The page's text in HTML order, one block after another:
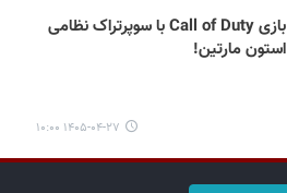
بازی Call of Duty با سوپرتراک نظامی
استون مارتین!
۱۴۰۵-۰۴-۲۷ ۱۰:۰۰